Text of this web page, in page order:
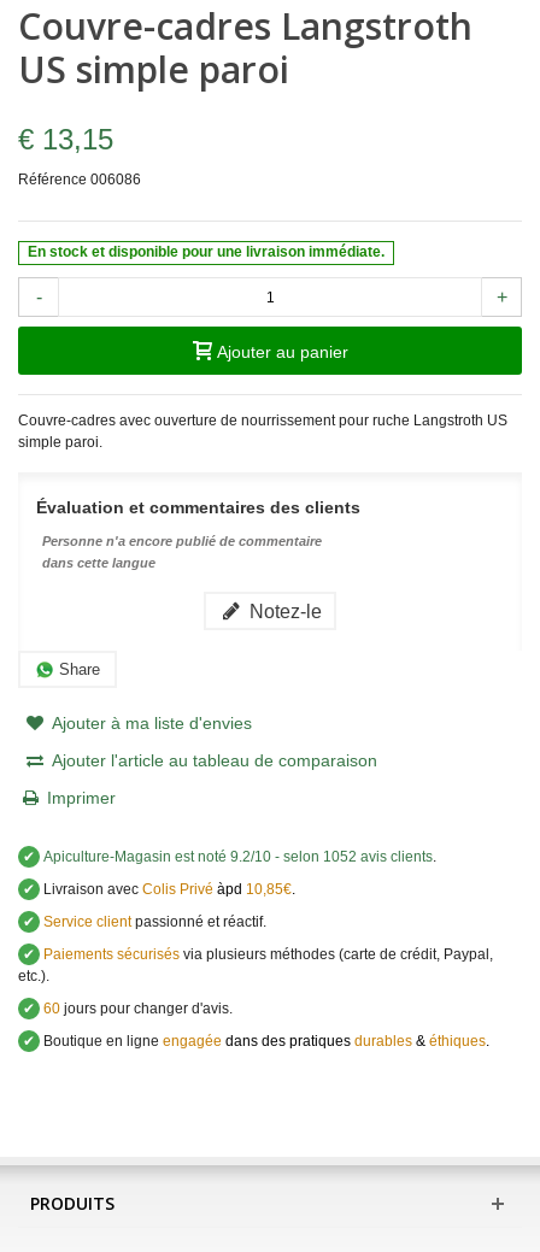
Couvre-cadres Langstroth
US simple paroi
€ 13,15
Référence 006086
En stock et disponible pour une livraison immédiate.
- +
Ajouter au panier
Couvre-cadres avec ouverture de nourrissement pour ruche Langstroth US
simple paroi.
Évaluation et commentaires des clients
Personne n'a encore publié de commentaire
dans cette langue
Notez-le
Share
Ajouter à ma liste d'envies
Ajouter l'article au tableau de comparaison
Imprimer
✔ Apiculture-Magasin est noté 9.2/10 - selon 1052 avis clients.
✔
Livraison avec Colis Privé àpd 10,85€.
✔ Service clientpassionné et réactif.
✔
Paiements sécurisés via plusieurs méthodes (carte de crédit, Paypal,
etc.).
✔ 60 jours pour changer d'avis.
✔
Boutique en ligne engagée dans des pratiques durables & éthiques.
PRODUITS